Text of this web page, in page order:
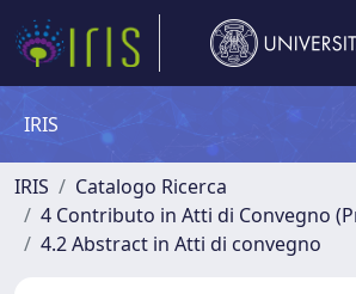
IRIS
IRIS
Catalogo Ricerca
4 Contributo in Atti di Convegno
4.2 Abstract in Atti di convegno